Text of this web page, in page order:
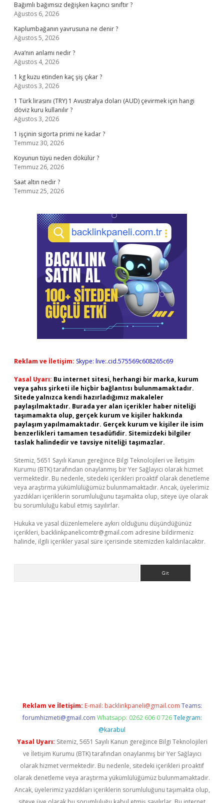
Bağımlı bağımsız değişken kaçıncı sınıftır ?
Ağustos 6, 2026
Kaplumbağanın yavrusuna ne denir ?
Ağustos 5, 2026
Ava’nın anlamı nedir ?
Ağustos 4, 2026
1 kg kuzu etinden kaç şiş çıkar ?
Ağustos 3, 2026
1 Türk lirasını (TRY) 1 Avustralya doları (AUD) çevirmek için hangi
döviz kuru kullanılır ?
Ağustos 3, 2026
1 işçinin sigorta primi ne kadar ?
Temmuz 30, 2026
Koyunun tüyü neden dökülür ?
Temmuz 26, 2026
Saat altın nedir ?
Temmuz 25, 2026
Reklam ve İletişim: Skype: live:.cid.575569c608265c69
Yasal Uyarı: Bu internet sitesi, herhangi bir marka, kurum
veya şahıs şirketi ile hiçbir bağlantısı bulunmamaktadır.
Sitede yalnızca kendi hazırladığımız makaleler
paylaşılmaktadır. Burada yer alan içerikler haber niteliği
taşımamakta olup, gerçek kurum ve kişiler hakkında
paylaşım yapılmamaktadır. Gerçek kurum ve kişiler ile isim
benzerlikleri tamamen tesadüfidir. Sitemizdeki bilgiler
taslak halindedir ve tavsiye niteliği taşımazlar.
Sitemiz, 5651 Sayılı Kanun gereğince Bilgi Teknolojileri ve İletişim
Kurumu (BTK) tarafından onaylanmış bir Yer Sağlayıcı olarak hizmet
vermektedir. Bu nedenle, sitedeki içerikleri proaktif olarak denetleme
veya araştırma yükümlülüğümüz bulunmamaktadır. Ancak, üyelerimiz
yazdıkları içeriklerin sorumluluğunu taşımakta olup, siteye üye olarak
bu sorumluluğu kabul etmiş sayılırlar.
Hukuka ve yasal düzenlemelere aykırı olduğunu düşündüğünüz
içerikleri, backlinkpanelicomtr@gmail.com adresine bildirmeniz
halinde, ilgili içerikler yasal süre içerisinde sitemizden kaldırılacaktır.
Reklam ve İletişim: E-mail: backlinkpaneli@gmail.com Teams:
forumhizmeti@gmail.com Whatsapp: 0262 606 0 726 Telegram:
@karabul
Yasal Uyarı: Sitemiz, 5651 Sayılı Kanun gereğince Bilgi Teknolojileri
ve İletişim Kurumu (BTK) tarafından onaylanmış bir Yer Sağlayıcı
olarak hizmet vermektedir. Bu nedenle, sitedeki içerikleri proaktif
olarak denetleme veya araştırma yükümlülüğümüz bulunmamaktadır.
Ancak, üyelerimiz yazdıkları içeriklerin sorumluluğunu taşımakta olup,